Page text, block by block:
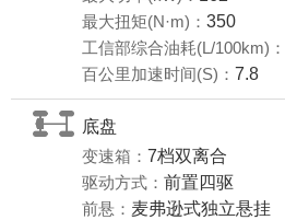
最大扭矩(N·m)： 350
工信部综合油耗(L/100km)：
百公里加速时间(S)： 7.8
底盘
变速箱： 7档双离合
驱动方式： 前置四驱
前悬： 麦弗逊式独立悬挂